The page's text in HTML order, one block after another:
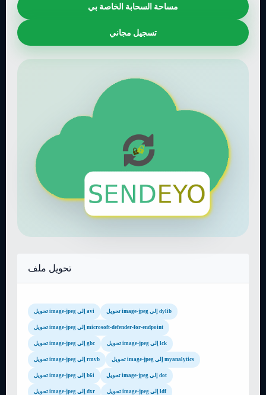
مساحة السحابة الخاصة بي
تسجيل مجاني
تحويل ملف
تحويل image-jpeg إلى avi تحويل image-jpeg إلى dylib
تحويل image-jpeg إلى microsoft-defender-for-endpoint
تحويل image-jpeg إلى gbc تحويل image-jpeg إلى lck
تحويل image-jpeg إلى rmvb تحويل image-jpeg إلى myanalytics
تحويل image-jpeg إلى b6i تحويل image-jpeg إلى dot
تحويل image-jpeg إلى dxr تحويل image-jpeg إلى ldf